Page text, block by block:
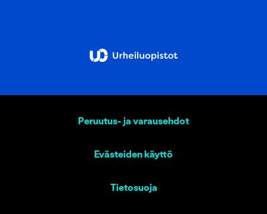
Peruutus- ja varausehdot
Evästeiden käyttö
Tietosuoja